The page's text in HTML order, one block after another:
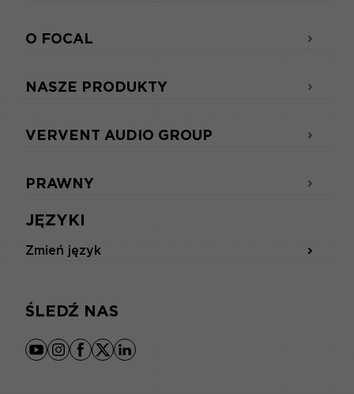
JĘZYKI
Zmień język
ŚLEDŹ NAS
youtube
instagram
facebook
x linkedin
O FOCAL
NASZE PRODUKTY
VERVENT AUDIO GROUP
PRAWNY